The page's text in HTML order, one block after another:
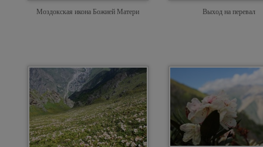
Моздокская икона Божией Матери Выход на перевал